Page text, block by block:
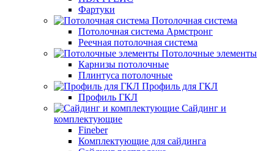
Фартуки
Потолочная система
Потолочная система Армстронг
Реечная потолочная система
Потолочные элементы
Карнизы потолочные
Плинтуса потолочные
Профиль для ГКЛ
Профиль ГКЛ
Сайдинг и
комплектующие
Fineber
Комплектующие для сайдинга